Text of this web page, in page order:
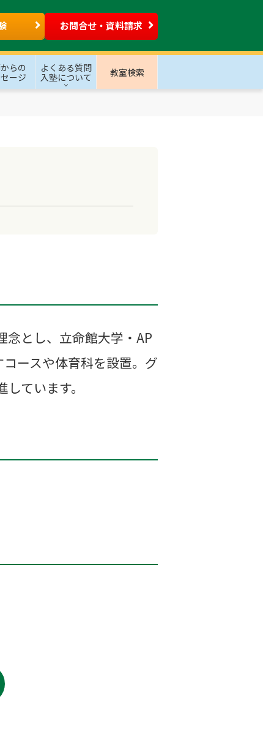
お問合せ・資料請求
らの
ージ
よくある質問
入塾について
教室検索
念とし、立命館大学・AP
ースや体育科を設置。グ
ています。